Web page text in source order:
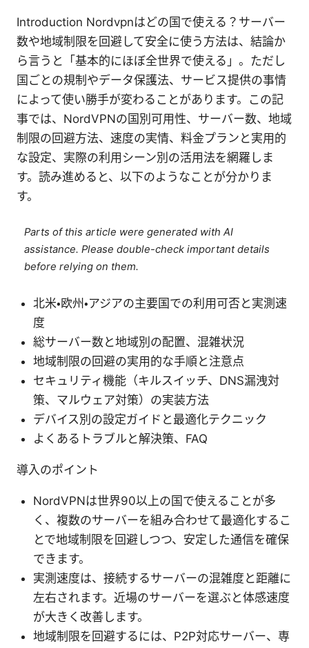
Introduction Nordvpnはどの国で使える？サーバー
数や地域制限を回避して安全に使う方法は、結論か
ら言うと「基本的にほぼ全世界で使える」。ただし
国ごとの規制やデータ保護法、サービス提供の事情
によって使い勝手が変わることがあります。この記
事では、NordVPNの国別可用性、サーバー数、地域
制限の回避方法、速度の実情、料金プランと実用的
な設定、実際の利用シーン別の活用法を網羅しま
す。読み進めると、以下のようなことが分かりま
す。
Parts of this article were generated with AI
assistance. Please double-check important details
before relying on them.
北米・欧州・アジアの主要国での利用可否と実測速
度
総サーバー数と地域別の配置、混雑状況
地域制限の回避の実用的な手順と注意点
セキュリティ機能（キルスイッチ、DNS漏洩対
策、マルウェア対策）の実装方法
デバイス別の設定ガイドと最適化テクニック
よくあるトラブルと解決策、FAQ
導入のポイント
NordVPNは世界90以上の国で使えることが多
く、複数のサーバーを組み合わせて最適化するこ
とで地域制限を回避しつつ、安定した通信を確保
できます。
実測速度は、接続するサーバーの混雑度と距離に
左右されます。近場のサーバーを選ぶと体感速度
が大きく改善します。
地域制限を回避するには、P2P対応サーバー、専